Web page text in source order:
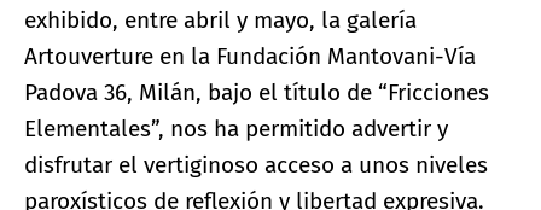
exhibido, entre abril y mayo, la galería
Artouverture en la Fundación Mantovani-Vía
Padova 36, Milán, bajo el título de “Fricciones
Elementales”, nos ha permitido advertir y
disfrutar el vertiginoso acceso a unos niveles
paroxísticos de reflexión y libertad expresiva.